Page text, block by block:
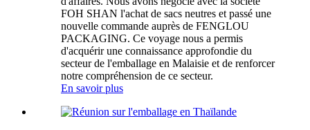
FOH SHAN l'achat de sacs neutres et passé une
nouvelle commande auprès de FENGLOU
PACKAGING. Ce voyage nous a permis
d'acquérir une connaissance approfondie du
secteur de l'emballage en Malaisie et de renforcer
notre compréhension de ce secteur.
En savoir plus